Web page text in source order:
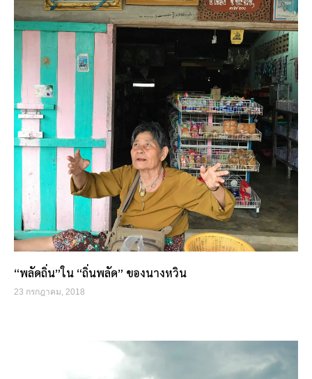
“พลัดถิ่น”ใน “ถิ่นพลัด” ของนางหวิน
23 กรกฎาคม, 2018